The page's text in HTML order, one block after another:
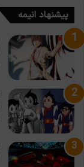
پیشنهاد انیمه